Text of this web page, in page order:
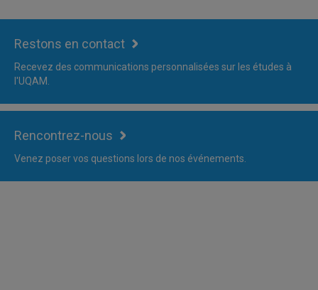
Restons en contact
Recevez des communications personnalisées sur les études à
l'UQAM.
Rencontrez-nous
Venez poser vos questions lors de nos événements.